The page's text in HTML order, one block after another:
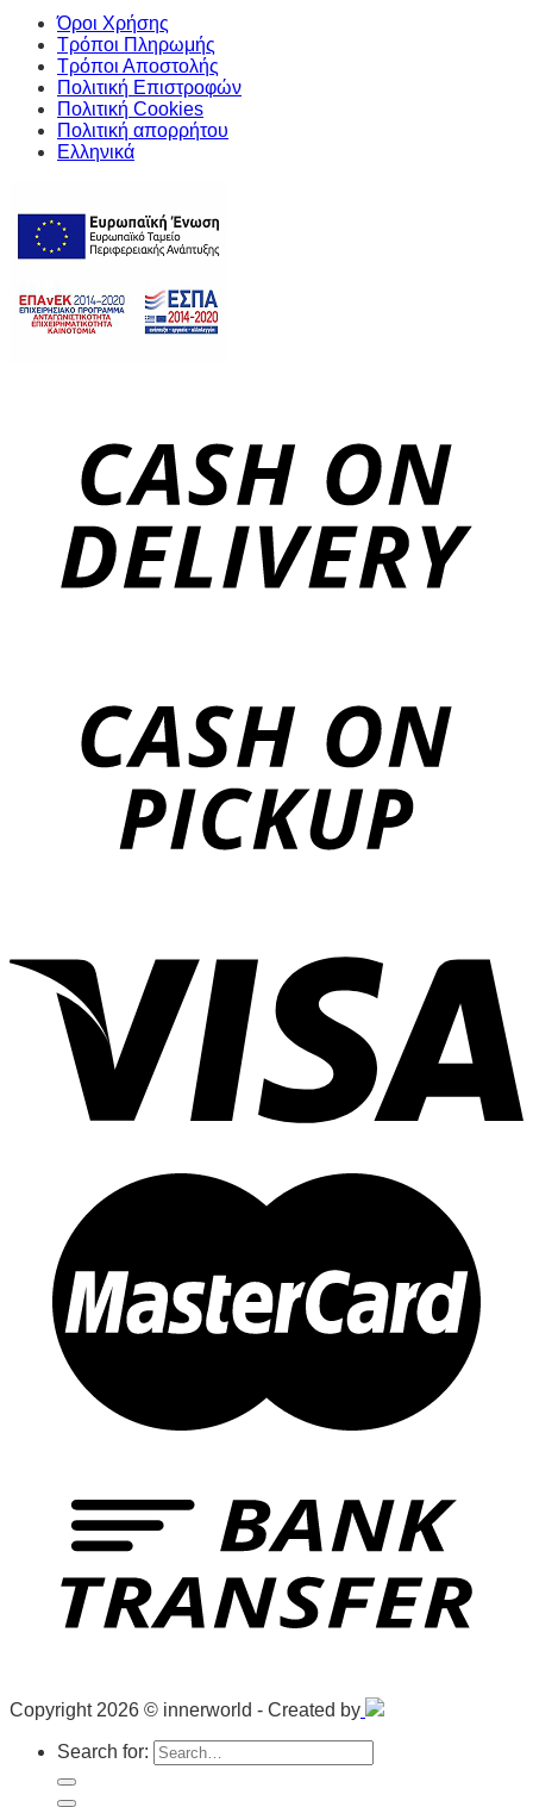
Όροι Χρήσης
Τρόποι Πληρωμής
Τρόποι Αποστολής
Πολιτική Επιστροφών
Πολιτική Cookies
Πολιτική απορρήτου
Ελληνικά
Copyright 2026 © innerworld - Created by
Search for: